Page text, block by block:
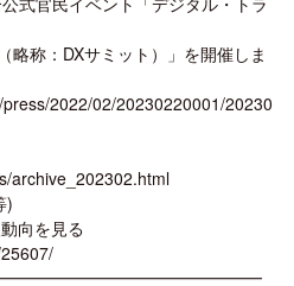
略称：DXサミット）」を開催しま
2022/02/20230220001/20230
archive_202302.html
)
向を見る